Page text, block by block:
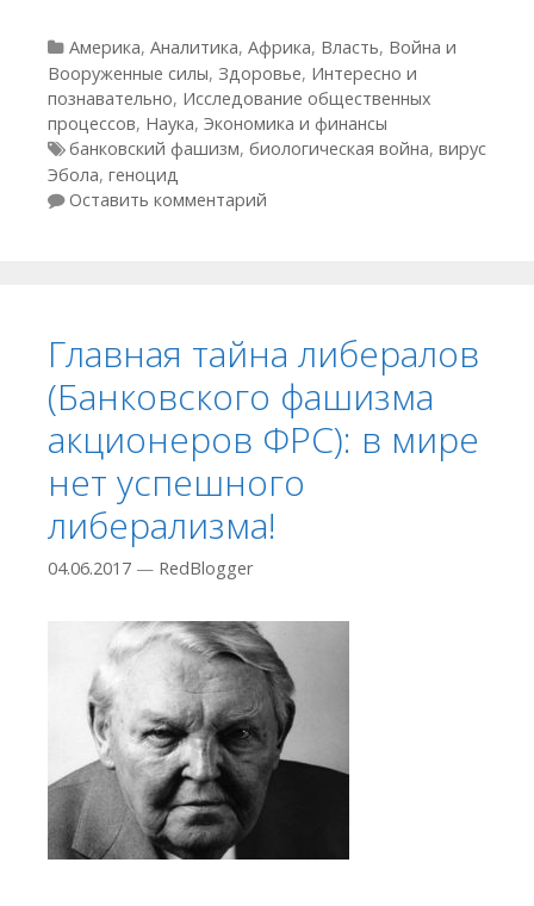
Рубрики
Америка, Аналитика, Африка, Власть, Война и
Вооруженные силы, Здоровье, Интересно и
познавательно, Исследование общественных
процессов, Наука, Экономика и финансы
Метки
банковский фашизм, биологическая война, вирус
Эбола, геноцид
Оставить комментарий
Главная тайна либералов
(Банковского фашизма
акционеров ФРС): в мире
нет успешного
либерализма!
04.06.2017 — RedBlogger